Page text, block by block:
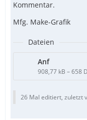
Kommentar.
Mfg. Make-Grafik
Dateien
Anf
908,77 kB – 658
26 Mal editiert, zuletzt